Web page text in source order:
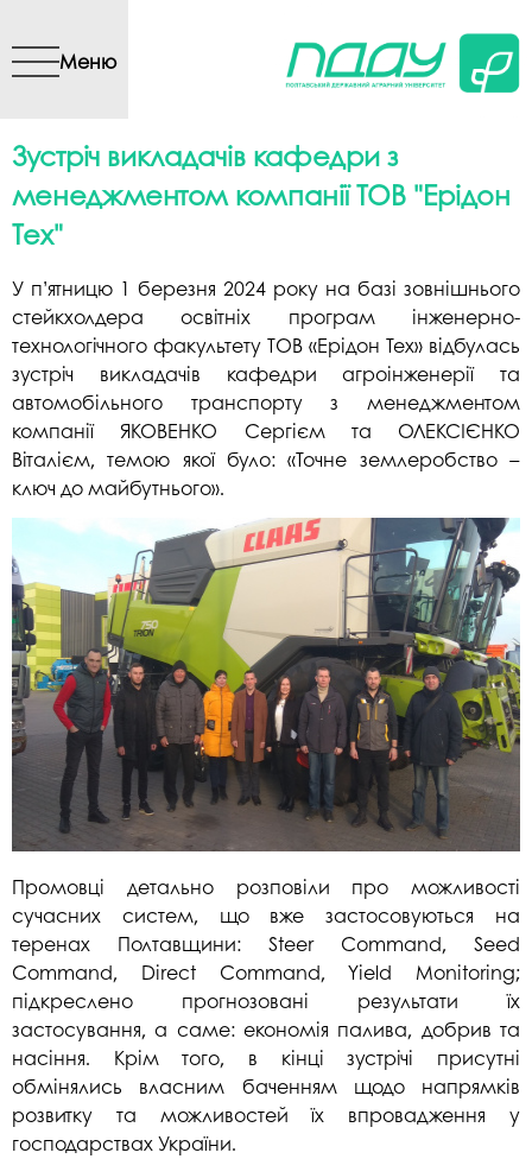
вмісту
Меню
Зустріч викладачів кафедри з
менеджментом компанії ТОВ "Ерідон
Тех"
У п’ятницю 1 березня 2024 року на базі зовнішнього
стейкхолдера освітніх програм інженерно-
технологічного факультету ТОВ «Ерідон Тех» відбулась
зустріч викладачів кафедри агроінженерії та
автомобільного транспорту з менеджментом
компанії ЯКОВЕНКО Сергієм та ОЛЕКСІЄНКО
Віталієм, темою якої було: «Точне землеробство –
ключ до майбутнього».
Промовці детально розповіли про можливості
сучасних систем, що вже застосовуються на
теренах Полтавщини: Steer Command, Seed
Command, Direct Command, Yield Monitoring;
підкреслено прогнозовані результати їх
застосування, а саме: економія палива, добрив та
насіння. Крім того, в кінці зустрічі присутні
обмінялись власним баченням щодо напрямків
розвитку та можливостей їх впровадження у
господарствах України.